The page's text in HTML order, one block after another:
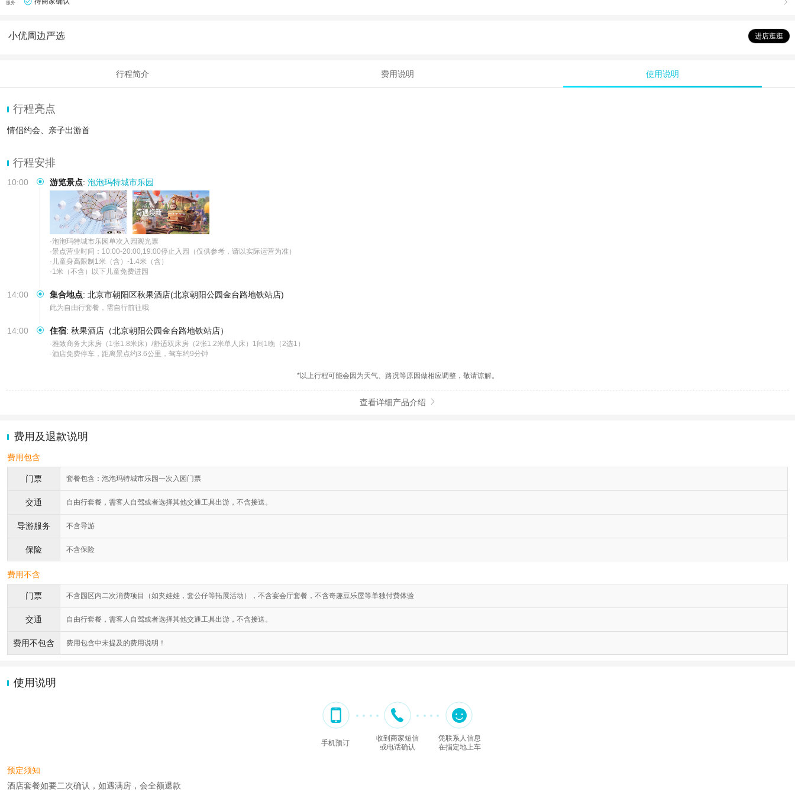
服务 
小优周边严选 进店逛逛
行程简介 费用说明 使用说明
行程亮点
情侣约会、亲子出游首
行程安排
10:00 游览景点: 泡泡玛特城市乐园
·泡泡玛特城市乐园单次入园观光票
·景点营业时间：10:00-20:00,19:00停止入园（仅供参考，请以实际运营为准）
·儿童身高限制1米（含）-1.4米（含）
·1米（不含）以下儿童免费进园
14:00 集合地点: 北京市朝阳区秋果酒店(北京朝阳公园金台路地铁站店)
此为自由行套餐，需自行前往哦
14:00 住宿: 秋果酒店（北京朝阳公园金台路地铁站店）
·雅致商务大床房（1张1.8米床）/舒适双床房（2张1.2米单人床）1间1晚（2选1）
·酒店免费停车，距离景点约3.6公里，驾车约9分钟
*以上行程可能会因为天气、路况等原因做相应调整，敬请谅解。
查看详细产品介绍 
费用及退款说明
费用包含
门票 套餐包含：泡泡玛特城市乐园一次入园门票
交通 自由行套餐，需客人自驾或者选择其他交通工具出游，不含接送。
导游服务 不含导游
保险 不含保险
费用不含
门票 不含园区内二次消费项目（如夹娃娃，套公仔等拓展活动），不含宴会厅套餐，不含奇趣豆乐屋等单独付费体验
交通 自由行套餐，需客人自驾或者选择其他交通工具出游，不含接送。
费用不包含 费用包含中未提及的费用说明！
使用说明
手机预订
收到商家短信
或电话确认
凭联系人信息
在指定地上车
预定须知
酒店套餐如要二次确认，如遇满房，会全额退款